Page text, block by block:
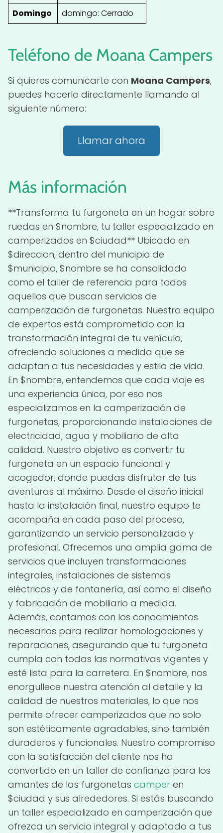
Domingo domingo: Cerrado
Teléfono de Moana Campers
Si quieres comunicarte con Moana Campers,
puedes hacerlo directamente llamando al
siguiente número:
Llamar ahora
Más información
**Transforma tu furgoneta en un hogar sobre
ruedas en $nombre, tu taller especializado en
camperizados en $ciudad** Ubicado en
$direccion, dentro del municipio de
$municipio, $nombre se ha consolidado
como el taller de referencia para todos
aquellos que buscan servicios de
camperización de furgonetas. Nuestro equipo
de expertos está comprometido con la
transformación integral de tu vehículo,
ofreciendo soluciones a medida que se
adaptan a tus necesidades y estilo de vida.
En $nombre, entendemos que cada viaje es
una experiencia única, por eso nos
especializamos en la camperización de
furgonetas, proporcionando instalaciones de
electricidad, agua y mobiliario de alta
calidad. Nuestro objetivo es convertir tu
furgoneta en un espacio funcional y
acogedor, donde puedas disfrutar de tus
aventuras al máximo. Desde el diseño inicial
hasta la instalación final, nuestro equipo te
acompaña en cada paso del proceso,
garantizando un servicio personalizado y
profesional. Ofrecemos una amplia gama de
servicios que incluyen transformaciones
integrales, instalaciones de sistemas
eléctricos y de fontanería, así como el diseño
y fabricación de mobiliario a medida.
Además, contamos con los conocimientos
necesarios para realizar homologaciones y
reparaciones, asegurando que tu furgoneta
cumpla con todas las normativas vigentes y
esté lista para la carretera. En $nombre, nos
enorgullece nuestra atención al detalle y la
calidad de nuestros materiales, lo que nos
permite ofrecer camperizados que no solo
son estéticamente agradables, sino también
duraderos y funcionales. Nuestro compromiso
con la satisfacción del cliente nos ha
convertido en un taller de confianza para los
amantes de las furgonetas camper en
$ciudad y sus alrededores. Si estás buscando
un taller especializado en camperización que
ofrezca un servicio integral y adaptado a tus